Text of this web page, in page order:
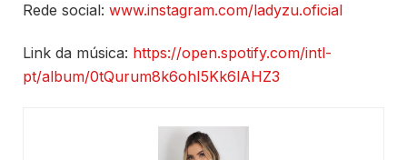
Rede social: www.instagram.com/ladyzu.oficial
Link da música: https://open.spotify.com/intl-
pt/album/0tQurum8k6ohI5Kk6lAHZ3